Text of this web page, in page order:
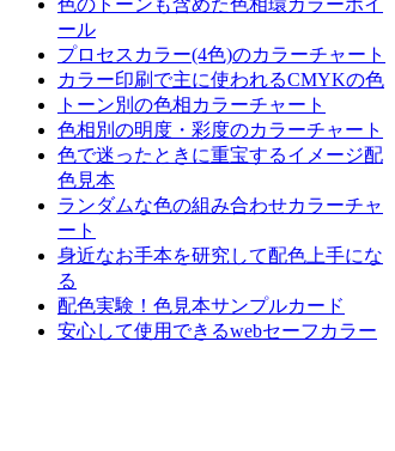
色のトーンも含めた色相環カラーホイ
ール
プロセスカラー(4色)のカラーチャート
カラー印刷で主に使われるCMYKの色
トーン別の色相カラーチャート
色相別の明度・彩度のカラーチャート
色で迷ったときに重宝するイメージ配
色見本
ランダムな色の組み合わせカラーチャ
ート
身近なお手本を研究して配色上手にな
る
配色実験！色見本サンプルカード
安心して使用できるwebセーフカラー